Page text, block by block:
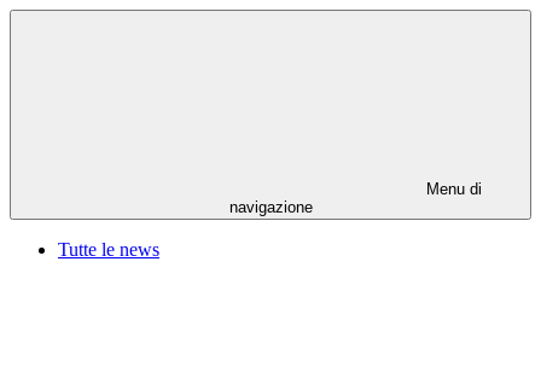
Menu di
navigazione
Tutte le news